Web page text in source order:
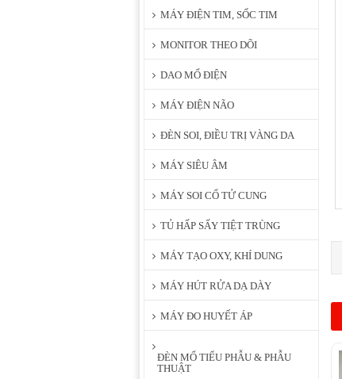
MÁY ĐIỆN TIM, SỐC TIM
MONITOR THEO DÕI
DAO MỔ ĐIỆN
MÁY ĐIỆN NÃO
ĐÈN SOI, ĐIỀU TRỊ VÀNG DA
MÁY SIÊU ÂM
MÁY SOI CỔ TỬ CUNG
TỦ HẤP SẤY TIỆT TRÙNG
MÁY TẠO OXY, KHÍ DUNG
MÁY HÚT RỬA DẠ DÀY
MÁY ĐO HUYẾT ÁP
ĐÈN MỔ TIỂU PHẪU & PHẪU
THUẬT